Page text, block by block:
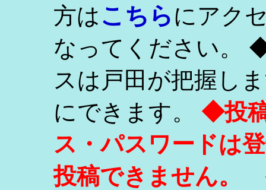
方はこちらにアク
なってください。
スは戸田が把握し
にできます。 ◆投
ス・パスワードは
投稿できません。